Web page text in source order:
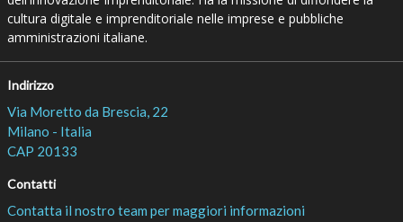
cultura digitale e imprenditoriale nelle imprese e pubbliche
amministrazioni italiane.
Indirizzo
Via Moretto da Brescia, 22
Milano - Italia
CAP 20133
Contatti
Contatta il nostro team per maggiori informazioni